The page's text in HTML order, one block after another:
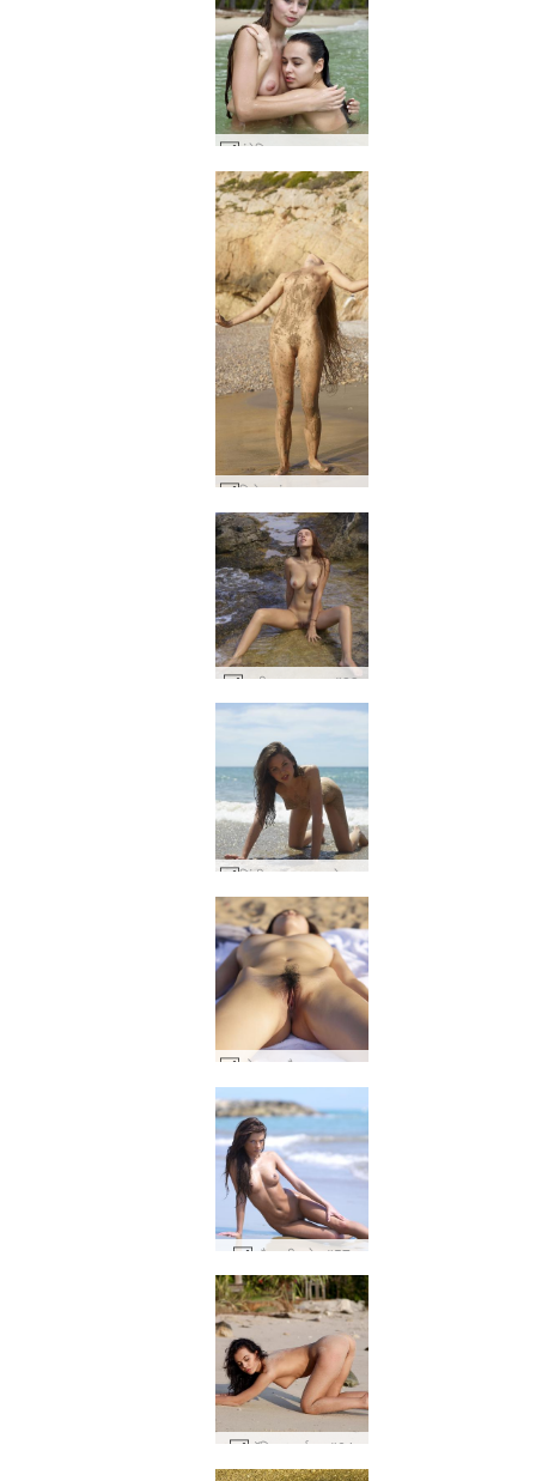
एंजेलिका, अन्ना एस और पॉलिना गीली तिकड़ी #41
मिलेना गंदा समुद्र तट चूतड़ #20
अलीसा समुद्रतट #23
सिंडी समुद्र सूरज सेक्स #11
कोनाटा और लुलु सन ऑयल #93
स्टैशा बीच बेब #57
पॉलिना सूर्यास्त #64